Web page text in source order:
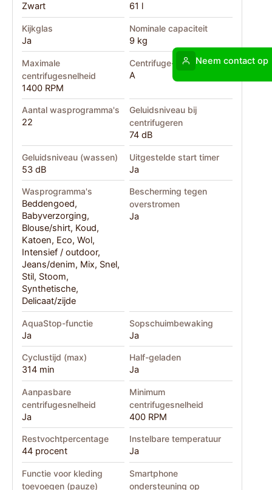
Zwart 61 l
Kijkglas
Ja
Nominale capaciteit
9 kg
Maximale
centrifugesnelheid
1400 RPM
Centrifuge-droger klasse
A
Aantal wasprogramma's
22
Geluidsniveau bij
centrifugeren
74 dB
Geluidsniveau (wassen)
53 dB
Uitgestelde start timer
Ja
Wasprogramma's
Beddengoed,
Babyverzorging,
Blouse/shirt, Koud,
Katoen, Eco, Wol,
Intensief / outdoor,
Jeans/denim, Mix, Snel,
Stil, Stoom,
Synthetische,
Delicaat/zijde
Bescherming tegen
overstromen
Ja
AquaStop-functie
Ja
Sopschuimbewaking
Ja
Cyclustijd (max)
314 min
Half-geladen
Ja
Aanpasbare
centrifugesnelheid
Ja
Minimum
centrifugesnelheid
400 RPM
Restvochtpercentage
44 procent
Instelbare temperatuur
Ja
Functie voor kleding
toevoegen (pauze)
Smartphone
ondersteuning op
Neem contact op